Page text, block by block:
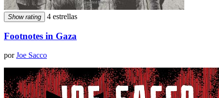
Show rating 4 estrellas
Footnotes in Gaza
porJoe Sacco